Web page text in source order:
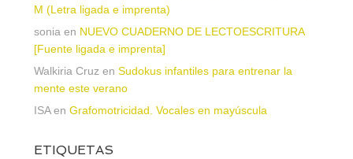
M (Letra ligada e imprenta)
sonia en NUEVO CUADERNO DE LECTOESCRITURA
[Fuente ligada e imprenta]
Walkiria Cruz en Sudokus infantiles para entrenar la
mente este verano
ISAen Grafomotricidad. Vocales en mayúscula
ETIQUETAS